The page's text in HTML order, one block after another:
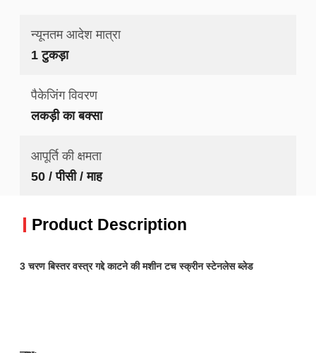
न्यूनतम आदेश मात्रा
1 टुकड़ा
पैकेजिंग विवरण
लकड़ी का बक्सा
आपूर्ति की क्षमता
50 / पीसी / माह
Product Description
3 चरण बिस्तर वस्त्र गद्दे काटने की मशीन टच स्क्रीन स्टेनलेस ब्लेड